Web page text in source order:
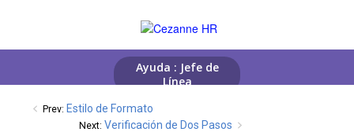
Prev: Estilo de Formato
Next: Verificación de Dos Pasos